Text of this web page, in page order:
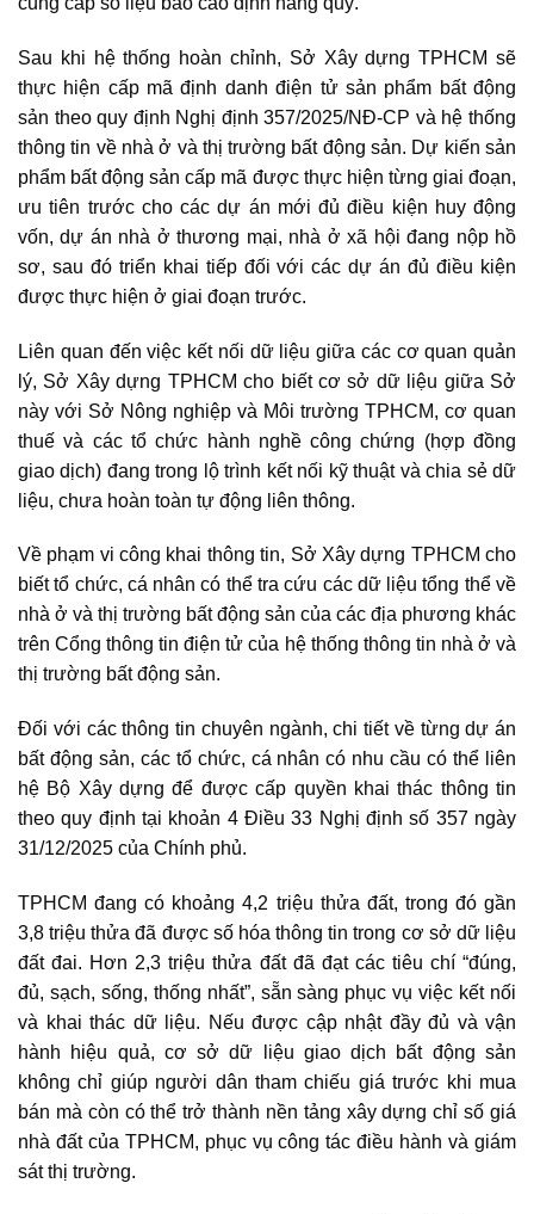
Sau khi hệ thống hoàn chỉnh, Sở Xây dựng TPHCM sẽ
thực hiện cấp mã định danh điện tử sản phẩm bất động
sản theo quy định Nghị định 357/2025/NĐ-CP và hệ thống
thông tin về nhà ở và thị trường bất động sản. Dự kiến sản
phẩm bất động sản cấp mã được thực hiện từng giai đoạn,
ưu tiên trước cho các dự án mới đủ điều kiện huy động
vốn, dự án nhà ở thương mại, nhà ở xã hội đang nộp hồ
sơ, sau đó triển khai tiếp đối với các dự án đủ điều kiện
được thực hiện ở giai đoạn trước.
Liên quan đến việc kết nối dữ liệu giữa các cơ quan quản
lý, Sở Xây dựng TPHCM cho biết cơ sở dữ liệu giữa Sở
này với Sở Nông nghiệp và Môi trường TPHCM, cơ quan
thuế và các tổ chức hành nghề công chứng (hợp đồng
giao dịch) đang trong lộ trình kết nối kỹ thuật và chia sẻ dữ
liệu, chưa hoàn toàn tự động liên thông.
Về phạm vi công khai thông tin, Sở Xây dựng TPHCM cho
biết tổ chức, cá nhân có thể tra cứu các dữ liệu tổng thể về
nhà ở và thị trường bất động sản của các địa phương khác
trên Cổng thông tin điện tử của hệ thống thông tin nhà ở và
thị trường bất động sản.
Đối với các thông tin chuyên ngành, chi tiết về từng dự án
bất động sản, các tổ chức, cá nhân có nhu cầu có thể liên
hệ Bộ Xây dựng để được cấp quyền khai thác thông tin
theo quy định tại khoản 4 Điều 33 Nghị định số 357 ngày
31/12/2025 của Chính phủ.
TPHCM đang có khoảng 4,2 triệu thửa đất, trong đó gần
3,8 triệu thửa đã được số hóa thông tin trong cơ sở dữ liệu
đất đai. Hơn 2,3 triệu thửa đất đã đạt các tiêu chí “đúng,
đủ, sạch, sống, thống nhất”, sẵn sàng phục vụ việc kết nối
và khai thác dữ liệu. Nếu được cập nhật đầy đủ và vận
hành hiệu quả, cơ sở dữ liệu giao dịch bất động sản
không chỉ giúp người dân tham chiếu giá trước khi mua
bán mà còn có thể trở thành nền tảng xây dựng chỉ số giá
nhà đất của TPHCM, phục vụ công tác điều hành và giám
sát thị trường.